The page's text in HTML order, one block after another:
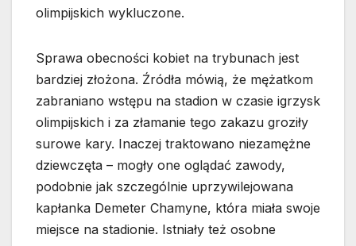
olimpijskich wykluczone.
Sprawa obecności kobiet na trybunach jest
bardziej złożona. Źródła mówią, że mężatkom
zabraniano wstępu na stadion w czasie igrzysk
olimpijskich i za złamanie tego zakazu groziły
surowe kary. Inaczej traktowano niezamężne
dziewczęta – mogły one oglądać zawody,
podobnie jak szczególnie uprzywilejowana
kapłanka Demeter Chamyne, która miała swoje
miejsce na stadionie. Istniały też osobne